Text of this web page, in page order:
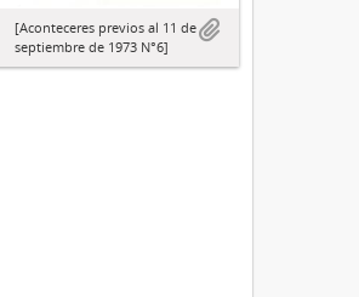
[Aconteceres previos al 11 de
septiembre de 1973 N°6]